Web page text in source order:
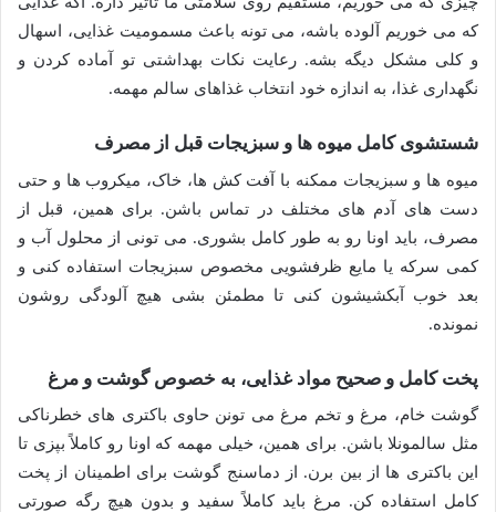
که می خوریم آلوده باشه، می تونه باعث مسمومیت غذایی، اسهال
و کلی مشکل دیگه بشه. رعایت نکات بهداشتی تو آماده کردن و
نگهداری غذا، به اندازه خود انتخاب غذاهای سالم مهمه.
شستشوی کامل میوه ها و سبزیجات قبل از مصرف
میوه ها و سبزیجات ممکنه با آفت کش ها، خاک، میکروب ها و حتی
دست های آدم های مختلف در تماس باشن. برای همین، قبل از
مصرف، باید اونا رو به طور کامل بشوری. می تونی از محلول آب و
کمی سرکه یا مایع ظرفشویی مخصوص سبزیجات استفاده کنی و
بعد خوب آبکشیشون کنی تا مطمئن بشی هیچ آلودگی روشون
نمونده.
پخت کامل و صحیح مواد غذایی، به خصوص گوشت و مرغ
گوشت خام، مرغ و تخم مرغ می تونن حاوی باکتری های خطرناکی
مثل سالمونلا باشن. برای همین، خیلی مهمه که اونا رو کاملاً بپزی تا
این باکتری ها از بین برن. از دماسنج گوشت برای اطمینان از پخت
کامل استفاده کن. مرغ باید کاملاً سفید و بدون هیچ رگه صورتی